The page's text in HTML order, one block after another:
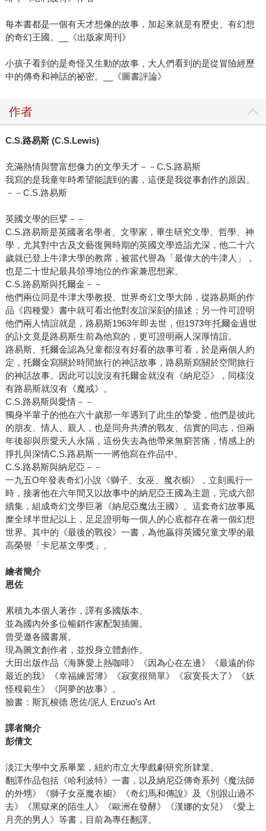
每本書都是一個有天才想像的故事，加起來就是有歷史、有幻想
的奇幻王國。__《出版家周刊》
小孩子看到的是奇怪又生動的故事，大人們看到的是從冒險經歷
中的傳奇和神話的祕密。__《圖書評論》
作者
C.S.路易斯 (C.S.Lewis)
充滿熱情與豐富想像力的文學天才－－C.S.路易斯
我寫的是我童年時希望能讀到的書，這便是我從事創作的原因。
－－C.S.路易斯
英國文學的巨擘－－
C.S.路易斯是英國著名學者、文學家，畢生研究文學、哲學、神
學，尤其對中古及文藝復興時期的英國文學造詣尤深，他二十六
歲就已登上牛津大學的教席，被當代譽為「最偉大的牛津人」，
也是二十世紀最具領導地位的作家兼思想家。
C.S.路易斯與托爾金－－
他們兩位同是牛津大學教授、世界奇幻文學大師，從路易斯的作
品《四種愛》書中就可看出他對友誼深刻的描述；另一件可證明
他們兩人情誼就是，路易斯1963年即去世，但1973年托爾金過世
的訃文竟是路易斯生前為他寫的，更可證明兩人深厚情誼。
路易斯、托爾金認為兒童都沒有好看的故事可看，於是兩個人約
定，托爾金寫關於時間旅行的神話故事，路易斯寫關於空間旅行
的神話故事。因此可以說沒有托爾金就沒有《納尼亞》，同樣沒
有路易斯就沒有《魔戒》。
C.S.路易斯與愛情－－
獨身半輩子的他在六十歲那一年遇到了此生的摯愛，他們是彼此
的朋友、情人、親人，也是同舟共濟的戰友、信實的同志，但兩
年後卻與所愛天人永隔，這份失去為他帶來無窮苦痛，情感上的
掙扎與深情C.S.路易斯一一將他寫在作品中。
C.S.路易斯與納尼亞－－
一九五O年發表奇幻小說《獅子、女巫、魔衣櫥》，立刻風行一
時，接著他在六年間又以故事中的納尼亞王國為主題，完成六部
續集，組成奇幻文學巨著《納尼亞魔法王國》。這套奇幻故事風
糜全球半世紀以上，足足證明每一個人的心底都存在著一個幻想
世界。其中的《最後的戰役》一書，為他贏得英國兒童文學的最
高榮譽「卡尼基文學獎」。
繪者簡介
恩佐
累積九本個人著作，譯有多國版本。
並為國內外多位暢銷作家配製插圖。
曾受邀各國書展。
現為圖文創作者，並投身立體創作。
大田出版作品《海豚愛上熱咖啡》《因為心在左邊》《最遠的你
最近的我》《幸福練習簿》《寂寞很簡單》《寂寞長大了》《妖
怪模範生》《阿夢的故事》。
臉書：斯瓦梭德 恩佐/泥人 Enzuo’s Art
譯者簡介
彭倩文
淡江大學中文系畢業，紐約市立大學戲劇研究所肄業。
翻譯作品包括《哈利波特》一書，以及納尼亞傳奇系列《魔法師
的外甥》《獅子女巫魔衣櫥》《奇幻馬和傳說》及《別跟山過不
去》《黑獄來的陌生人》《歐洲在發酵》《漢娜的女兒》《愛上
月亮的男人》等書，目前為專任翻譯。